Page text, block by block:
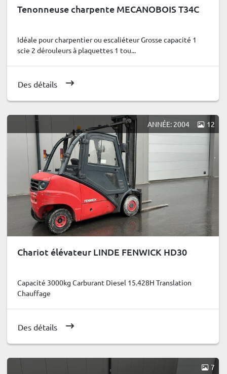
Tenonneuse charpente MECANOBOIS T34C
Idéale pour charpentier ou escaliéteur Grosse capacité 1
scie 2 dérouleurs à plaquettes 1 tou...
Des détails
ANNÉE: 2004 12
Chariot élévateur LINDE FENWICK HD30
Capacité 3000kg Carburant Diesel 15.428H Translation
Chauffage
Des détails
7